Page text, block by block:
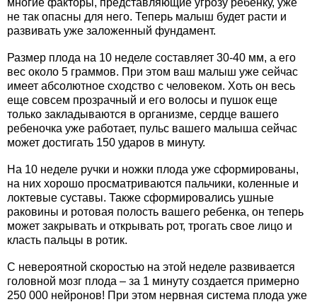
многие факторы, представляющие угрозу ребенку, уже
не так опасны для него. Теперь малыш будет расти и
развивать уже заложенный фундамент.
Размер плода на 10 неделе составляет 30-40 мм, а его
вес около 5 граммов. При этом ваш малыш уже сейчас
имеет абсолютное сходство с человеком. Хоть он весь
еще совсем прозрачный и его волосы и пушок еще
только закладываются в организме, сердце вашего
ребеночка уже работает, пульс вашего малыша сейчас
может достигать 150 ударов в минуту.
На 10 неделе ручки и ножки плода уже сформированы,
на них хорошо просматриваются пальчики, коленные и
локтевые суставы. Также сформировались ушные
раковины и ротовая полость вашего ребенка, он теперь
может закрывать и открывать рот, трогать свое лицо и
класть пальцы в ротик.
С невероятной скоростью на этой неделе развивается
головной мозг плода – за 1 минуту создается примерно
250 000 нейронов! При этом нервная система плода уже